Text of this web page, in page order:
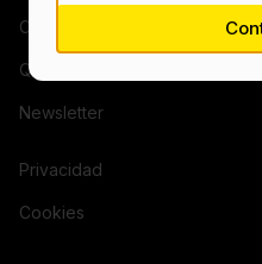
Contacto
Quiénes somos
Newsletter
Privacidad
Cookies